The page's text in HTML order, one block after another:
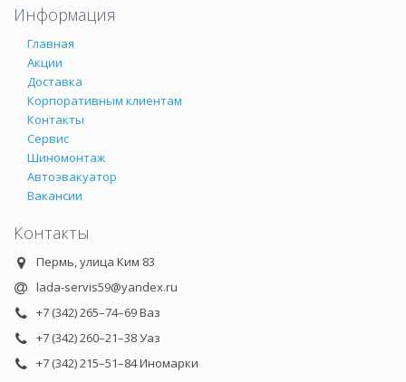
Информация
Главная
Акции
Доставка
Корпоративным клиентам
Контакты
Сервис
Шиномонтаж
Автоэвакуатор
Вакансии
Контакты
Пермь, улица Ким 83
lada-servis59@yandex.ru
+7 (342) 265–74–69 Ваз
+7 (342) 260–21–38 Уаз
+7 (342) 215–51–84 Иномарки